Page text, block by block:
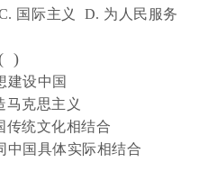
国际主义 D. 为人民服务
)
建设中国
马克思主义
传统文化相结合
中国具体实际相结合